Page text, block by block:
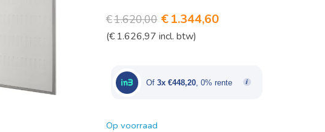
€1.620,00 Oorspronkelijke
prijs
€1.620,00.
€ 1.344,60Huidige
€1.344,60.
(€ 1.626,97 incl. btw)
Of 3x €448,20, 0% rente
Op voorraad